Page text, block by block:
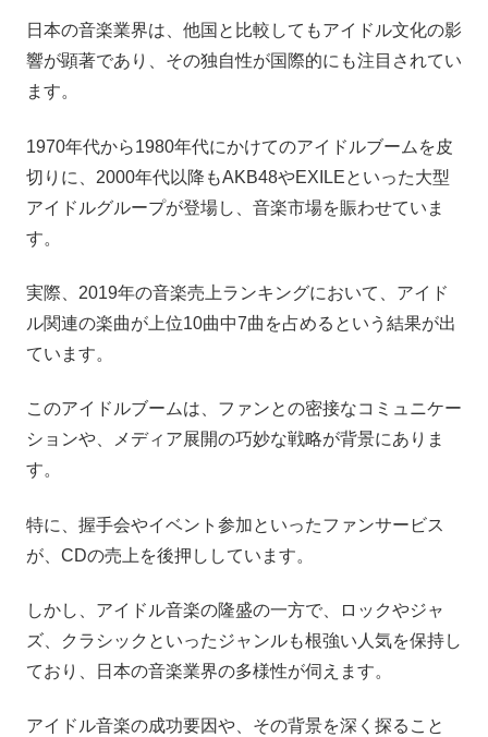
日本の音楽業界は、他国と比較してもアイドル文化の影
響が顕著であり、その独自性が国際的にも注目されてい
ます。
1970年代から1980年代にかけてのアイドルブームを皮
切りに、2000年代以降もAKB48やEXILEといった大型
アイドルグループが登場し、音楽市場を賑わせていま
す。
実際、2019年の音楽売上ランキングにおいて、アイド
ル関連の楽曲が上位10曲中7曲を占めるという結果が出
ています。
このアイドルブームは、ファンとの密接なコミュニケー
ションや、メディア展開の巧妙な戦略が背景にありま
す。
特に、握手会やイベント参加といったファンサービス
が、CDの売上を後押ししています。
しかし、アイドル音楽の隆盛の一方で、ロックやジャ
ズ、クラシックといったジャンルも根強い人気を保持し
ており、日本の音楽業界の多様性が伺えます。
アイドル音楽の成功要因や、その背景を深く探ること